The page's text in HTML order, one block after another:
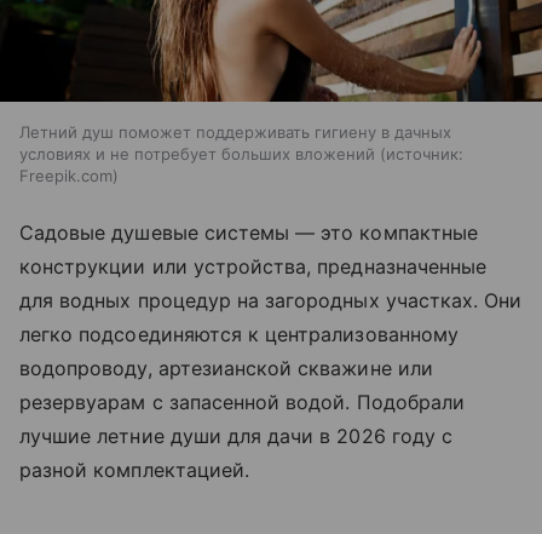
Летний душ поможет поддерживать гигиену в дачных
условиях и не потребует больших вложений
источник:
Freepik.com
Садовые душевые системы — это компактные
конструкции или устройства, предназначенные
для водных процедур на загородных участках. Они
легко подсоединяются к централизованному
водопроводу, артезианской скважине или
резервуарам с запасенной водой. Подобрали
лучшие летние души для дачи в 2026 году с
разной комплектацией.